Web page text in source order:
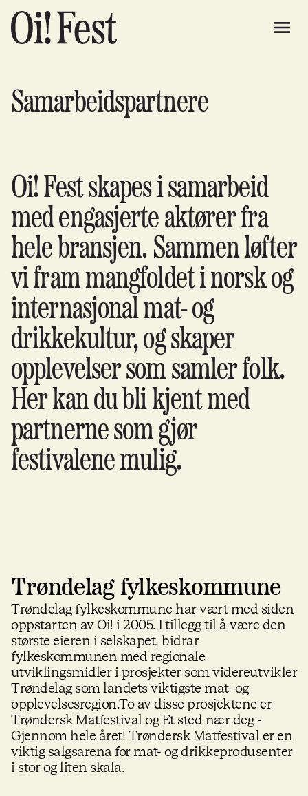
Samarbeidspartnere
Oi! Fest skapes i samarbeid
med engasjerte aktører fra
hele bransjen. Sammen løfter
vi fram mangfoldet i norsk og
internasjonal mat- og
drikkekultur, og skaper
opplevelser som samler folk.
Her kan du bli kjent med
partnerne som gjør
festivalene mulig.
Trøndelag fylkeskommune
Trøndelag fylkeskommune har vært med siden
oppstarten av Oi! i 2005. I tillegg til å være den
største eieren i selskapet, bidrar
fylkeskommunen med regionale
utviklingsmidler i prosjekter som videreutvikler
Trøndelag som landets viktigste mat- og
opplevelsesregion.To av disse prosjektene er
Trøndersk Matfestival og Et sted nær deg -
Gjennom hele året! Trøndersk Matfestival er en
viktig salgsarena for mat- og drikkeprodusenter
i stor og liten skala.